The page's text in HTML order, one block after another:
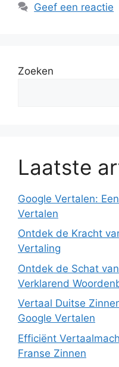
Geef een reactie
Zoeken
Laatste
Google Vertalen:
Vertalen
Ontdek de Kracht
Vertaling
Ontdek de Schat
Verklarend
Vertaal Duitse
Google Vertalen
Efficiënt
Franse Zinnen